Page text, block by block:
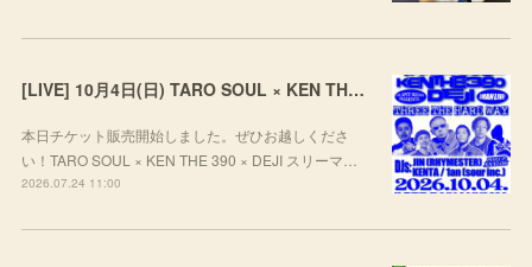
[LIVE] 10月4日(日) TARO SOUL × KEN THE 390 × DEJI スリーマンLIVE "THREE THE HARD WAY” @ ORD. 代官山
本日チケット販売開始しました。ぜひお越しくださ
い！TARO SOUL × KEN THE 390 × DEJI スリーマ…
2026.07.24 11:00